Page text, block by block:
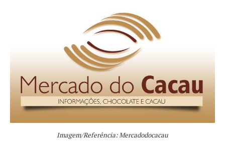
Imagem/Referência: Mercadodocacau